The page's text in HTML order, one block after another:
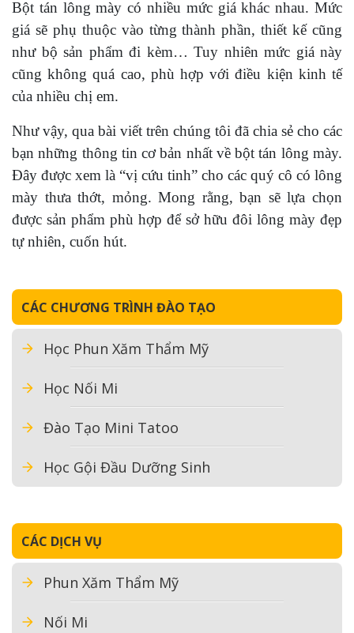
Bột tán lông mày có nhiều mức giá khác nhau. Mức
giá sẽ phụ thuộc vào từng thành phần, thiết kế cũng
như bộ sản phẩm đi kèm… Tuy nhiên mức giá này
cũng không quá cao, phù hợp với điều kiện kinh tế
của nhiều chị em.
Như vậy, qua bài viết trên chúng tôi đã chia sẻ cho các
bạn những thông tin cơ bản nhất về bột tán lông mày.
Đây được xem là “vị cứu tinh” cho các quý cô có lông
mày thưa thớt, mỏng. Mong rằng, bạn sẽ lựa chọn
được sản phẩm phù hợp để sở hữu đôi lông mày đẹp
tự nhiên, cuốn hút.
CÁC CHƯƠNG TRÌNH ĐÀO TẠO
Học Phun Xăm Thẩm Mỹ
Học Nối Mi
Đào Tạo Mini Tatoo
Học Gội Đầu Dưỡng Sinh
CÁC DỊCH VỤ
Phun Xăm Thẩm Mỹ
Nối Mi